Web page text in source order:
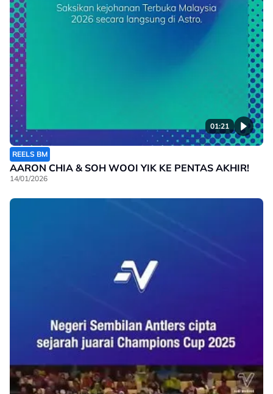
01:21
REELS BM
AARON CHIA & SOH WOOI YIK KE PENTAS AKHIR!
14/01/2026